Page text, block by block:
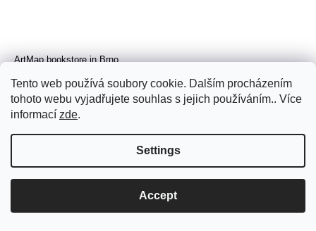
Tento web používá soubory cookie. Dalším procházením
tohoto webu vyjadřujete souhlas s jejich používáním.. Více
informací zde.
Settings
Accept
ArtMap bookstore in Brno
Brno, Radnická 4
Tue–Fri 11–19 h
Sat 14–19 h
© 2026 ArtMap. All rights reserved.